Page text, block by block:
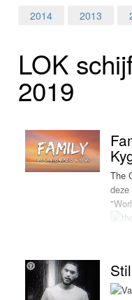
Programma's
Nieuws
Foto's
Webcam
2014
2013
LOK
2019
The